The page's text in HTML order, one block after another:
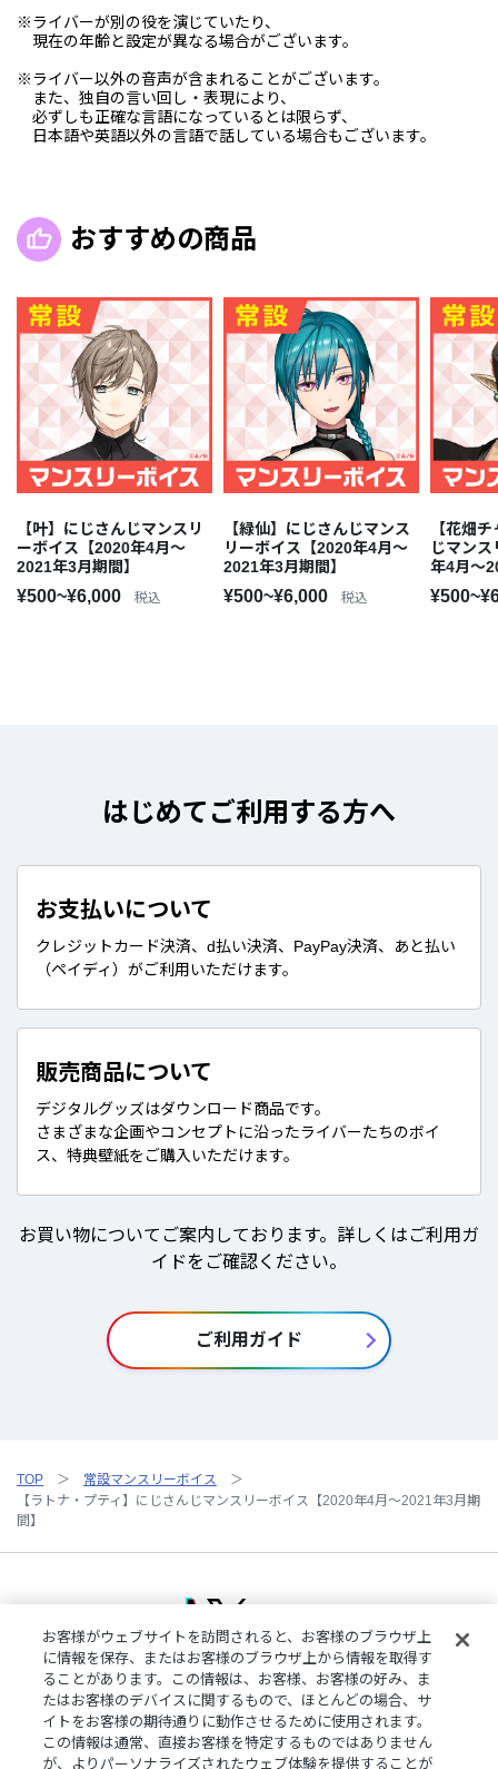
※ライバーが別の役を演じていたり、
現在の年齢と設定が異なる場合がございます。
※ライバー以外の音声が含まれることがございます。
また、独自の言い回し・表現により、
必ずしも正確な言語になっているとは限らず、
日本語や英語以外の言語で話している場合もございます。
おすすめの商品
【叶】にじさんじマンスリ
ーボイス【2020年4月～
2021年3月期間】
¥500~¥6,000 税込
【緑仙】にじさんじマンス
リーボイス【2020年4月～
2021年3月期間】
¥500~¥6,000 税込
【花畑
じマン
年4月～
はじめてご利用する方へ
お支払いについて
クレジットカード決済、d払い決済、PayPay決済、あと払い
（ペイディ）がご利用いただけます。
販売商品について
デジタルグッズはダウンロード商品です。
さまざまな企画やコンセプトに沿ったライバーたちのボイ
ス、特典壁紙をご購入いただけます。
お買い物についてご案内しております。詳しくはご利用ガ
イドをご確認ください。
ご利用ガイド
TOP
常設マンスリーボイス
【ラトナ・プティ】にじさんじマンスリーボイス【2020年4月～2021年3月期
間】
ご利用規約プライバシーポリシー
特定商取引法に基づく表記
ご利用ガイドよくある質問お問い合わせにじさんじ公式サイト
クッキーの詳細
お客様がウェブサイトを訪問されると、お客様のブラウザ上
に情報を保存、またはお客様のブラウザ上から情報を取得す
ることがあります。この情報は、お客様、お客様の好み、ま
たはお客様のデバイスに関するもので、ほとんどの場合、サ
イトをお客様の期待通りに動作させるために使用されます。
この情報は通常、直接お客様を特定するものではありません
が、よりパーソナライズされたウェブ体験を提供することが